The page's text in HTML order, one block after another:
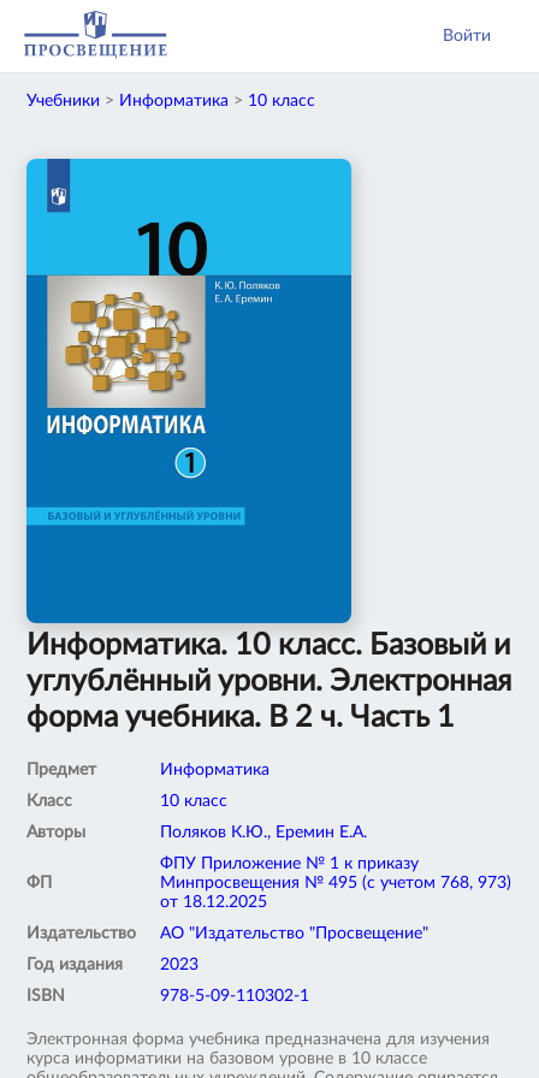
Войти
Учебники > Информатика > 10 класс
Информатика. 10 класс. Базовый и
углублённый уровни. Электронная
форма учебника. В 2 ч. Часть 1
Предмет
Информатика
Класс
10 класс
Авторы
Поляков К.Ю., Еремин Е.А.
ФП
ФПУ Приложение № 1 к приказу
Минпросвещения № 495 (с учетом 768, 973)
от 18.12.2025
Издательство
АО "Издательство "Просвещение"
Год издания
2023
ISBN
978-5-09-110302-1
Электронная форма учебника предназначена для изучения
курса информатики на базовом уровне в 10 классе